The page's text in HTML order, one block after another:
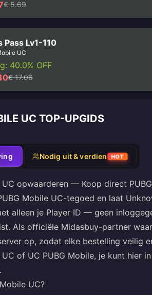
€ 5.69
Pass Lv1-110
UC
40.0% OFF
€ 17.06
UC TOP-UPGIDS
Nodig uit & verdien HOT
UC opwaarderen — Koop direct
Mobile UC-tegoed en laat
alleen je Player ID — geen
Als officiële Midasbuy-partner
op, zodat elke bestelling veilig
UC of UC PUBG Mobile, je kunt hier
UC?